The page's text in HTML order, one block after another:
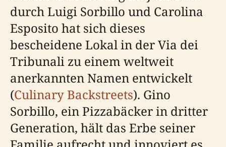
durch Luigi Sorbillo und Carolina
Esposito hat sich dieses
bescheidene Lokal in der Via dei
Tribunali zu einem weltweit
anerkannten Namen entwickelt
(Culinary Backstreets). Gino
Sorbillo, ein Pizzabäcker in dritter
Generation, hält das Erbe seiner